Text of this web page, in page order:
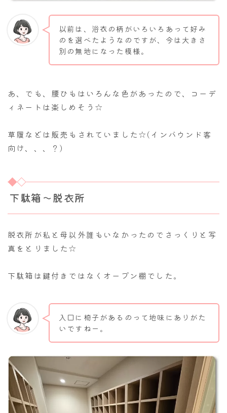
以前は、浴衣の柄がいろいろあって好み
のを選べたようなのですが、今は大きさ
別の無地になった模様。
あ、でも、腰ひもはいろんな色があったので、コーデ
ィネートは楽しめそう☆
草履などは販売もされていました☆(インバウンド客
向け、、、？)
下駄箱～脱衣所
脱衣所が私と母以外誰もいなかったのでさっくりと写
真をとりました☆
下駄箱は鍵付きではなくオープン棚でした。
入口に椅子があるのって地味にありがた
いですねー。